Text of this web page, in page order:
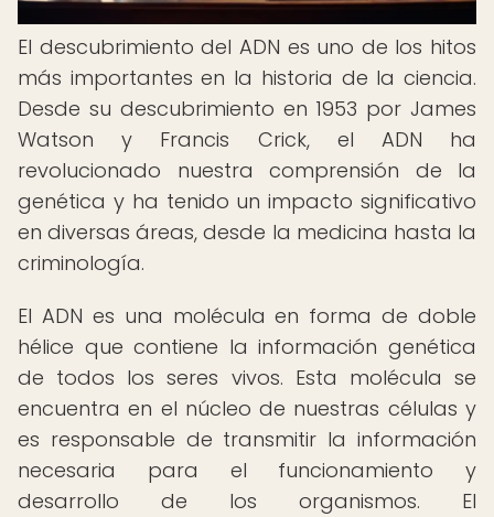
El descubrimiento del ADN es uno de los hitos
más importantes en la historia de la ciencia.
Desde su descubrimiento en 1953 por James
Watson y Francis Crick, el ADN ha
revolucionado nuestra comprensión de la
genética y ha tenido un impacto significativo
en diversas áreas, desde la medicina hasta la
criminología.
El ADN es una molécula en forma de doble
hélice que contiene la información genética
de todos los seres vivos. Esta molécula se
encuentra en el núcleo de nuestras células y
es responsable de transmitir la información
necesaria para el funcionamiento y
desarrollo de los organismos. El